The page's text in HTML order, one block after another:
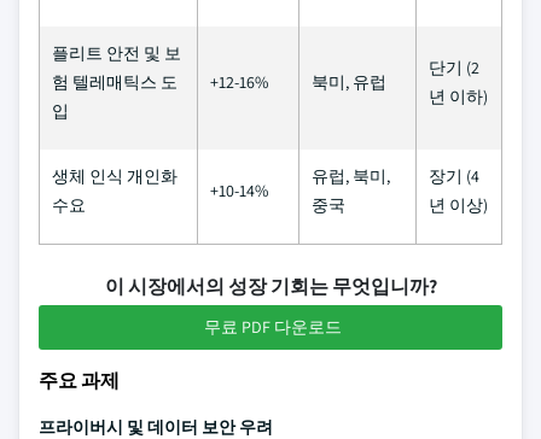
플리트 안전 및 보
험 텔레매틱스 도
입
+12-16% 북미, 유럽
단기 (2
년 이하)
생체 인식 개인화
수요
+10-14%
유럽, 북미,
중국
장기 (4
년 이상)
이 시장에서의 성장 기회는 무엇입니까?
무료 PDF 다운로드
주요 과제
프라이버시 및 데이터 보안 우려